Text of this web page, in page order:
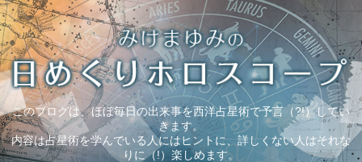
このブログは、ほぼ毎日の出来事を西洋占星術で予言（?!）してい
きます。
内容は占星術を学んでいる人にはヒントに、詳しくない人はそれな
りに（!）楽しめます。